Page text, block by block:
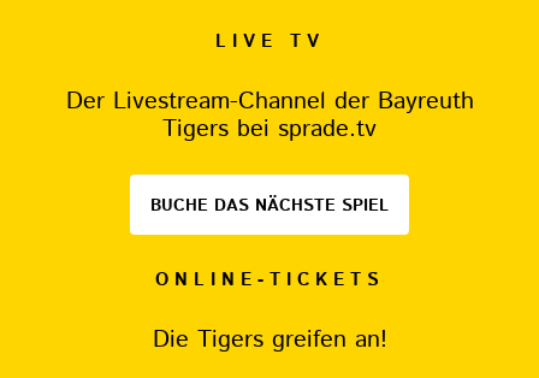
LIVE TV
Der Livestream-Channel der Bayreuth
Tigers bei sprade.tv
BUCHE DAS NÄCHSTE SPIEL
ONLINE-TICKETS
Die Tigers greifen an!